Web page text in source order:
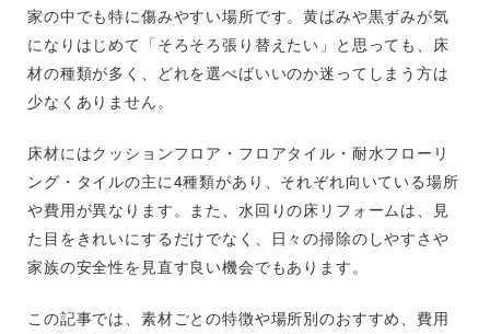
家の中でも特に傷みやすい場所です。黄ばみや黒ずみが気
になりはじめて「そろそろ張り替えたい」と思っても、床
材の種類が多く、どれを選べばいいのか迷ってしまう方は
少なくありません。
床材にはクッションフロア・フロアタイル・耐水フローリ
ング・タイルの主に4種類があり、それぞれ向いている場所
や費用が異なります。また、水回りの床リフォームは、見
た目をきれいにするだけでなく、日々の掃除のしやすさや
家族の安全性を見直す良い機会でもあります。
この記事では、素材ごとの特徴や場所別のおすすめ、費用